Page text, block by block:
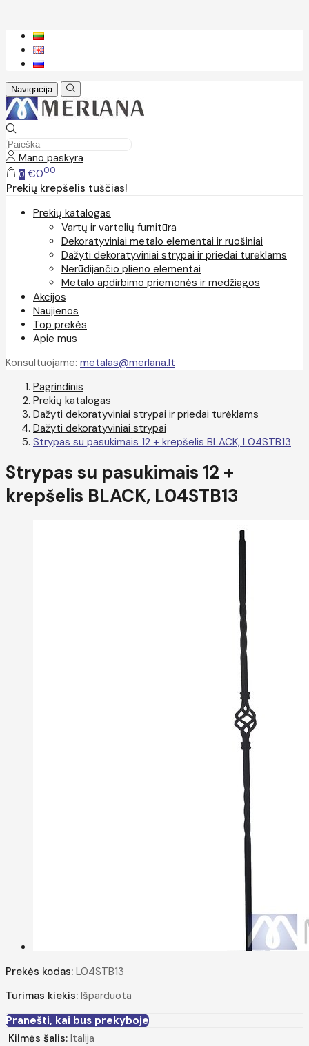
Navigacija
Mano paskyra
0 €000
Prekių krepšelis tuščias!
Prekių katalogas
Vartų ir vartelių furnitūra
Dekoratyviniai metalo elementai ir ruošiniai
Dažyti dekoratyviniai strypai ir priedai turėklams
Nerūdijančio plieno elementai
Metalo apdirbimo priemonės ir medžiagos
Akcijos
Naujienos
Top prekės
Apie mus
Konsultuojame: metalas@merlana.lt
Pagrindinis
Prekių katalogas
Dažyti dekoratyviniai strypai ir priedai turėklams
Dažyti dekoratyviniai strypai
Strypas su pasukimais 12 + krepšelis BLACK, L04STB13
Strypas su pasukimais 12 +
krepšelis BLACK, L04STB13
Prekės kodas: L04STB13
Turimas kiekis: Išparduota
Pranešti, kai bus prekyboje
Kilmės šalis: Italija